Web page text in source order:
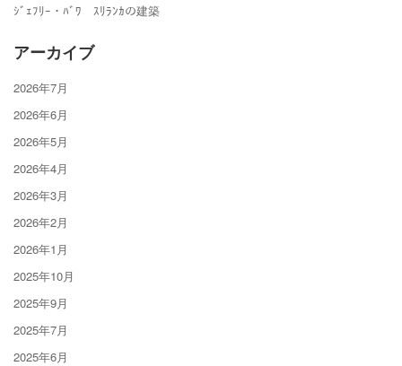
ｼﾞｪﾌﾘｰ・ﾊﾞﾜ ｽﾘﾗﾝｶの建築
アーカイブ
2026年7月
2026年6月
2026年5月
2026年4月
2026年3月
2026年2月
2026年1月
2025年10月
2025年9月
2025年7月
2025年6月